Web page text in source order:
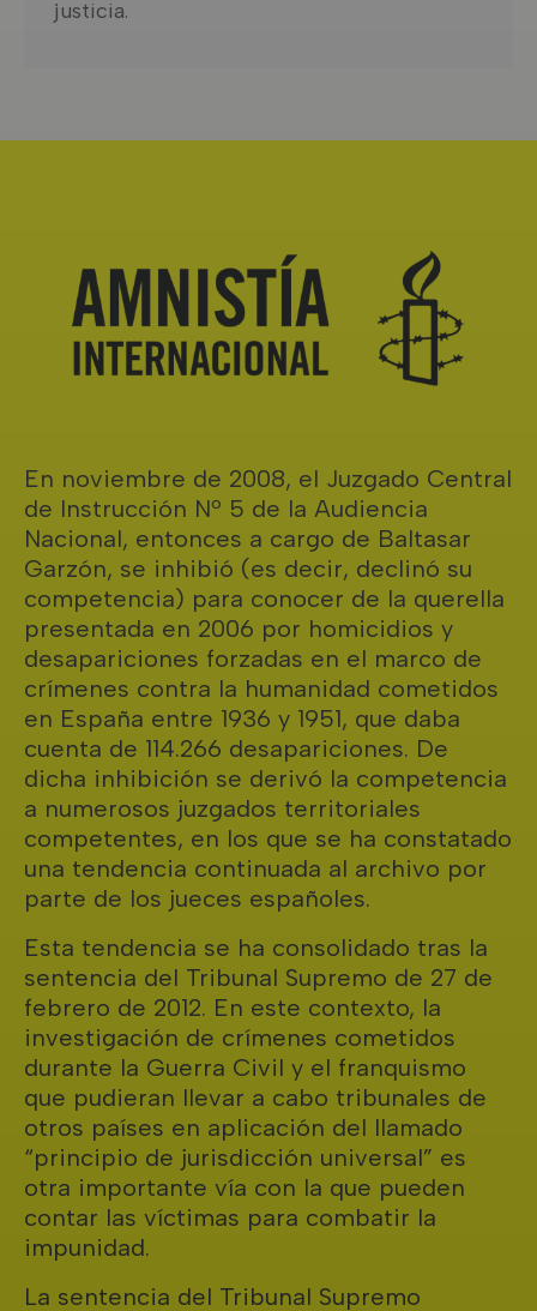
justicia.
En noviembre de 2008, el Juzgado Central
de Instrucción Nº 5 de la Audiencia
Nacional, entonces a cargo de Baltasar
Garzón, se inhibió (es decir, declinó su
competencia) para conocer de la querella
presentada en 2006 por homicidios y
desapariciones forzadas en el marco de
crímenes contra la humanidad cometidos
en España entre 1936 y 1951, que daba
cuenta de 114.266 desapariciones. De
dicha inhibición se derivó la competencia
a numerosos juzgados territoriales
competentes, en los que se ha constatado
una tendencia continuada al archivo por
parte de los jueces españoles.
Esta tendencia se ha consolidado tras la
sentencia del Tribunal Supremo de 27 de
febrero de 2012. En este contexto, la
investigación de crímenes cometidos
durante la Guerra Civil y el franquismo
que pudieran llevar a cabo tribunales de
otros países en aplicación del llamado
“principio de jurisdicción universal” es
otra importante vía con la que pueden
contar las víctimas para combatir la
impunidad.
La sentencia del Tribunal Supremo